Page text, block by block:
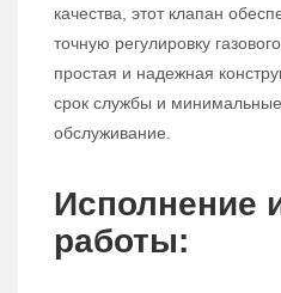
качества, этот клапан
точную регулировку
простая и надежная
срок службы и
обслуживание.
Исполнение
работы: